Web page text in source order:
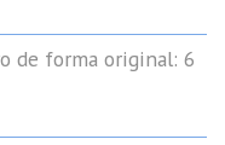
de forma original: 6